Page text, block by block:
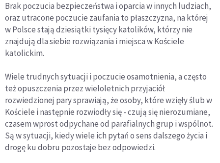
Brak poczucia bezpieczeństwa i oparcia w innych ludziach,
oraz utracone poczucie zaufania to płaszczyzna, na której
w Polsce stają dziesiątki tysięcy katolików, którzy nie
znajdują dla siebie rozwiązania i miejsca w Kościele
katolickim.
Wiele trudnych sytuacji i poczucie osamotnienia, a często
też opuszczenia przez wieloletnich przyjaciół
rozwiedzionej pary sprawiają, że osoby, które wzięły ślub w
Kościele i następnie rozwiodły się - czują się nierozumiane,
czasem wprost odpychane od parafialnych grup i wspólnot.
Są w sytuacji, kiedy wiele ich pytań o sens dalszego życia i
drogę ku dobru pozostaje bez odpowiedzi.